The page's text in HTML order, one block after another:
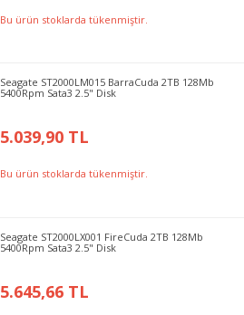
Bu ürün stoklarda tükenmiştir.
Seagate ST2000LM015 BarraCuda 2TB 128Mb
5400Rpm Sata3 2.5" Disk
5.039,90 TL
Bu ürün stoklarda tükenmiştir.
Seagate ST2000LX001 FireCuda 2TB 128Mb
5400Rpm Sata3 2.5" Disk
5.645,66 TL